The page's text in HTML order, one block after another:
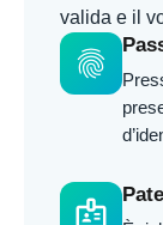
valida e il
fingerprint
badge